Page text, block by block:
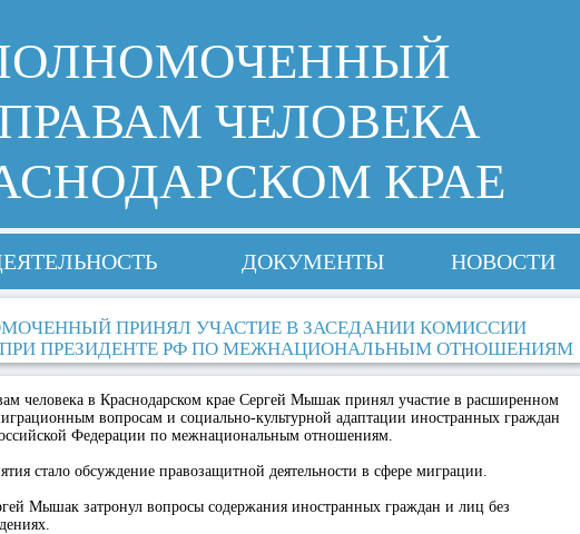
ЧЕЛОВЕКА
КРАЕ
ДОКУМЕНТЫ НОВОСТИ
ПРИНЯЛ УЧАСТИЕ В ЗАСЕДАНИИ КОМИССИИ
ПРЕЗИДЕНТЕ РФ ПО МЕЖНАЦИОНАЛЬНЫМ ОТНОШЕНИЯМ
человека в Краснодарском крае Сергей Мышак принял участие в расширенном
вопросам и социально-культурной адаптации иностранных граждан
Федерации по межнациональным отношениям.
стало обсуждение правозащитной деятельности в сфере миграции.
Мышак затронул вопросы содержания иностранных граждан и лиц без